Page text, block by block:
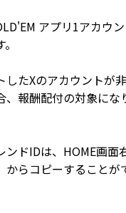
アプリ1アカウ
したXのアカウントが
、報酬配付の対象にな
ンドIDは、HOME画面
らコピーすることが